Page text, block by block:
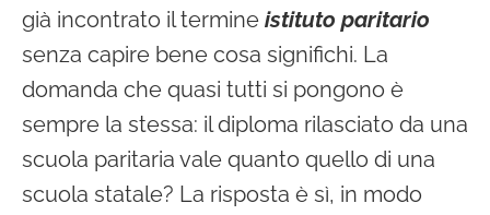
già incontrato il termine istituto paritario
senza capire bene cosa significhi. La
domanda che quasi tutti si pongono è
sempre la stessa: il diploma rilasciato da una
scuola paritaria vale quanto quello di una
scuola statale? La risposta è sì, in modo